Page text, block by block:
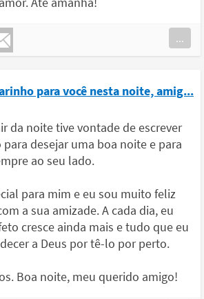
...
para você nesta noite, amig...
da noite tive vontade de escrever
para desejar uma boa noite e para
ao seu lado.
para mim e eu sou muito feliz
a sua amizade. A cada dia, eu
cresce ainda mais e tudo que eu
a Deus por tê-lo por perto.
Boa noite, meu querido amigo!